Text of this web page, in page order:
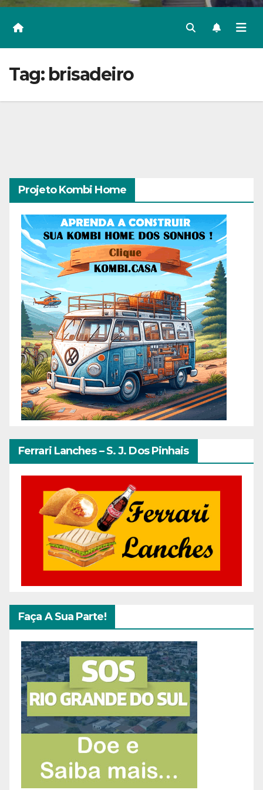
Tag: brisadeiro
Projeto Kombi Home
Ferrari Lanches – S. J. Dos Pinhais
Faça A Sua Parte!